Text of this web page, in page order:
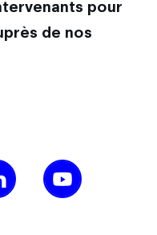
pour
de nos